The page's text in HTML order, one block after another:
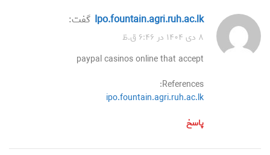
ipo.fountain.agri.ruh.ac.lk گفت:
۸ دی ۱۴۰۴ در ۶:۴۶ ق.ظ
paypal casinos online that accept
References:
ipo.fountain.agri.ruh.ac.lk
پاسخ